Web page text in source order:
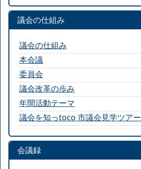
議会の仕組み
議会の仕組み
本会議
委員会
議会改革の歩み
年間活動テーマ
議会を知っtoco 市議会見学ツアー
会議録